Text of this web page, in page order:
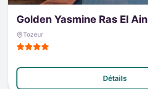
Golden Yasmine Ras El Ain
Tozeur
Détails